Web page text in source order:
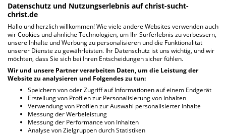
registrieren. Die Anmeldung geht schnell und ist
unverbindlich und kostenlos.
Jetzt kostenlos registrieren
Ich habe bereits einen Account
Datenschutz und Nutzungserlebnis auf christ-sucht-
christ.de
Hallo und herzlich willkommen! Wie viele andere Websites verwenden auch
wir Cookies und ähnliche Technologien, um Ihr Surferlebnis zu verbessern,
unsere Inhalte und Werbung zu personalisieren und die Funktionalität
unserer Dienste zu gewährleisten. Ihr Datenschutz ist uns wichtig, und wir
möchten, dass Sie sich bei Ihren Entscheidungen sicher fühlen.
Wir und unsere Partner verarbeiten Daten, um die Leistung der
Website zu analysieren und Folgendes zu tun:
Speichern von oder Zugriff auf Informationen auf einem Endgerät
Erstellung von Profilen zur Personalisierung von Inhalten
Verwendung von Profilen zur Auswahl personalisierter Inhalte
Messung der Werbeleistung
Messung der Performance von Inhalten
Analyse von Zielgruppen durch Statistiken